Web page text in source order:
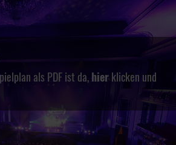
als PDF ist da,hierklicken und